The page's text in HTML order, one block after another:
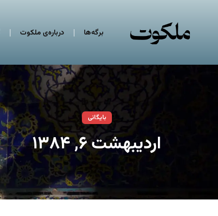
برگه‌ها درباره‌ی ملکوت
بایگانی
اردیبهشت ۶, ۱۳۸۴